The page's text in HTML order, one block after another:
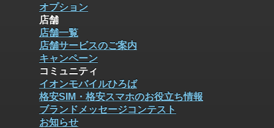
オプション
店舗
店舗一覧
店舗サービスのご案内
キャンペーン
コミュニティ
イオンモバイルひろば
格安SIM・格安スマホのお役立ち情報
ブランドメッセージコンテスト
お知らせ